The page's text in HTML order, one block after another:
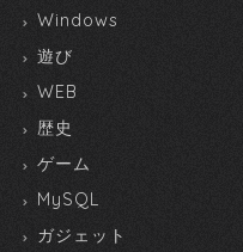
Windows
遊び
WEB
歴史
ゲーム
MySQL
ガジェット